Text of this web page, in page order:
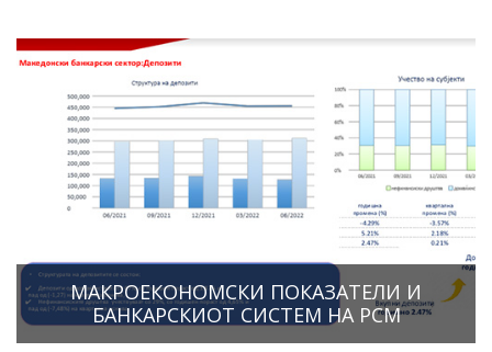
МАКРОЕКОНОМСКИ ПОКАЗАТЕЛИ И
БАНКАРСКИОТ СИСТЕМ НА РСМ